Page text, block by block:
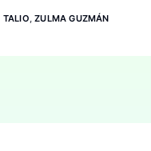
TALIO,ZULMA GUZMÁN